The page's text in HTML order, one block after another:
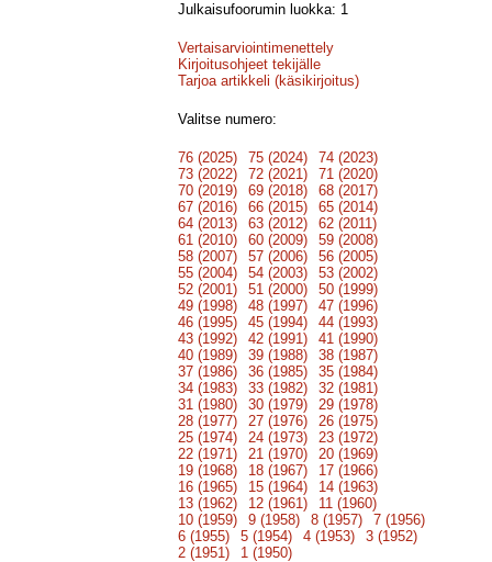
Julkaisufoorumin luokka: 1
Vertaisarviointimenettely
Kirjoitusohjeet tekijälle
Tarjoa artikkeli (käsikirjoitus)
Valitse numero:
76 (2025) 75 (2024)
74 (2023)
73 (2022)
72 (2021)
71 (2020)
70 (2019)
69 (2018)
68 (2017)
67 (2016)
66 (2015)
65 (2014)
64 (2013)
63 (2012)
62 (2011)
61 (2010)
60 (2009)
59 (2008)
58 (2007)
57 (2006)
56 (2005)
55 (2004)
54 (2003)
53 (2002)
52 (2001)
51 (2000)
50 (1999)
49 (1998)
48 (1997)
47 (1996)
46 (1995)
45 (1994)
44 (1993)
43 (1992)
42 (1991)
41 (1990)
40 (1989)
39 (1988)
38 (1987)
37 (1986)
36 (1985)
35 (1984)
34 (1983)
33 (1982)
32 (1981)
31 (1980)
30 (1979)
29 (1978)
28 (1977)
27 (1976)
26 (1975)
25 (1974)
24 (1973)
23 (1972)
22 (1971)
21 (1970)
20 (1969)
19 (1968)
18 (1967)
17 (1966)
16 (1965)
15 (1964)
14 (1963)
13 (1962)
12 (1961)
11 (1960)
10 (1959)
9 (1958) 8 (1957)
7 (1956)
6 (1955)
5 (1954) 4 (1953)
3 (1952)
2 (1951)
1 (1950)